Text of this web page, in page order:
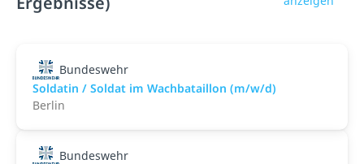
Bundeswehr
Soldatin / Soldat im Wachbataillon (m/w/d)
Berlin
Bundeswehr